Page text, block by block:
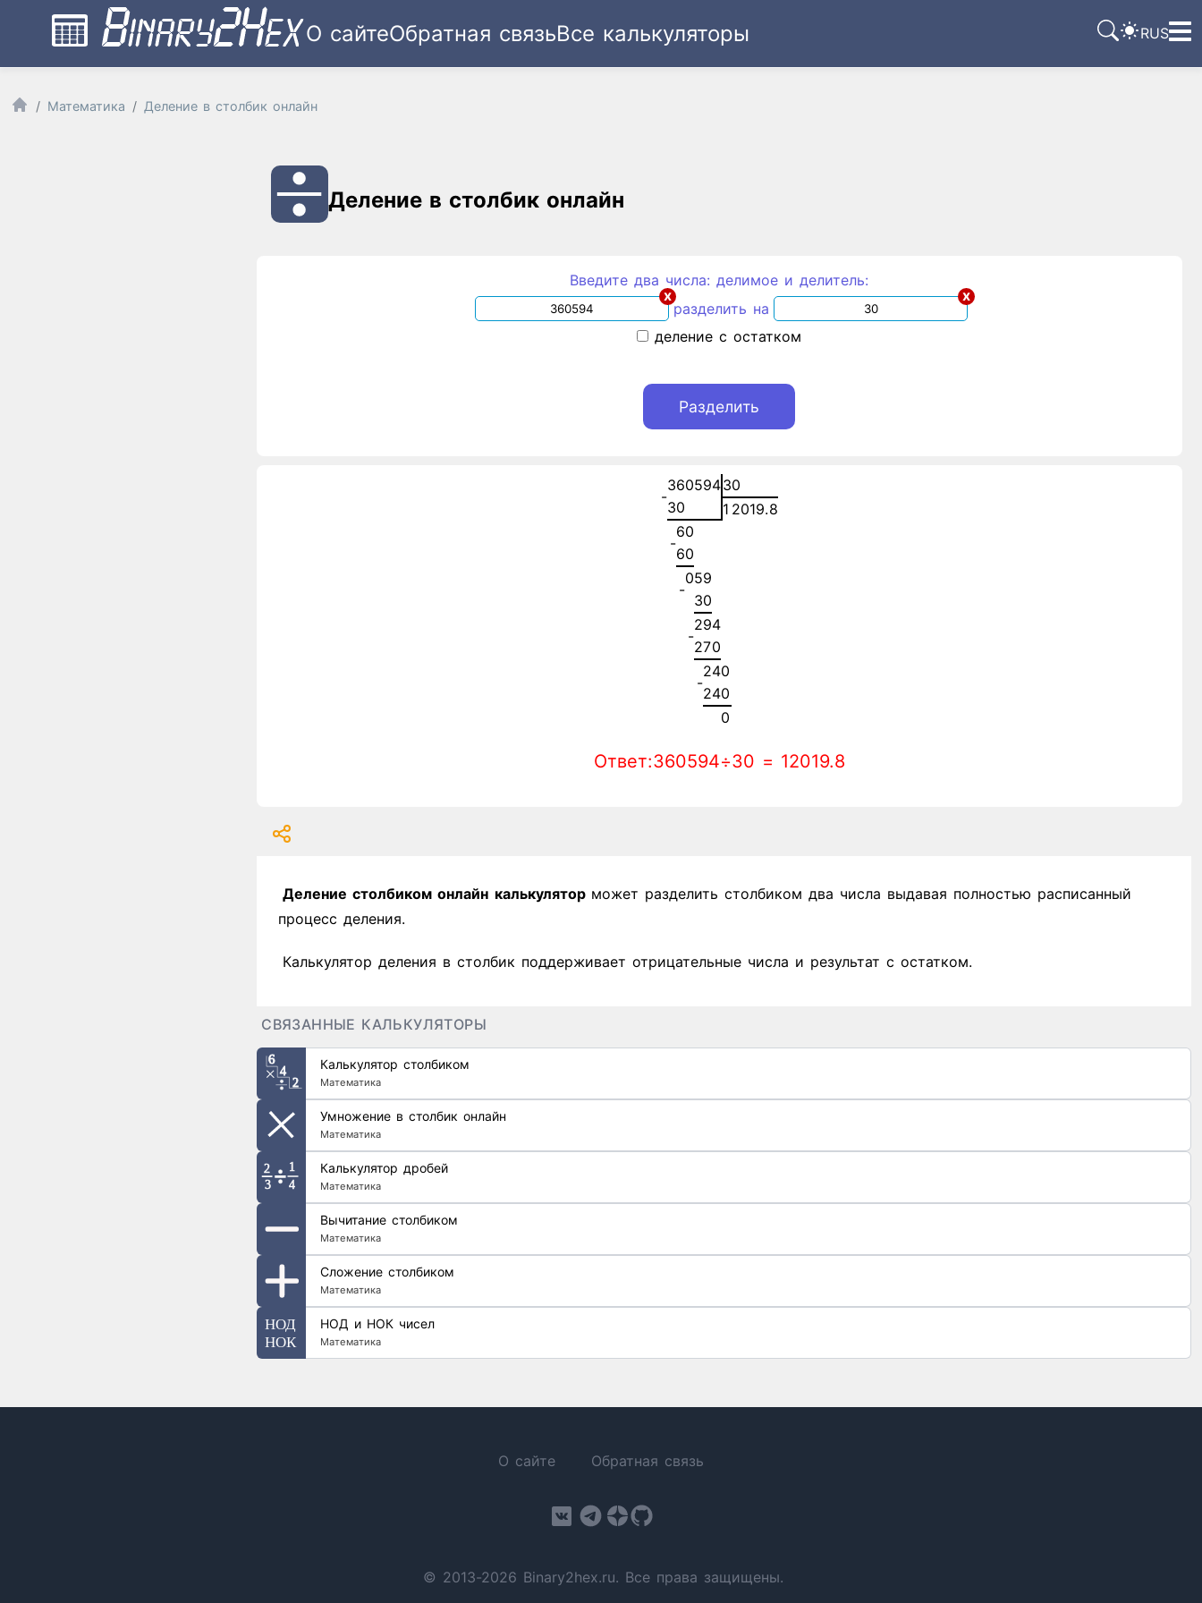
О сайтеОбратная связьВсе калькуляторы RUS
Математика Деление в столбик онлайн
Деление в столбик онлайн
Введите два числа: делимое и делитель:
x
разделить на
x
деление с остатком
-
36059430
30 1 2019.8
-
60
60
-
059
30
-
294
270
-
240
240
0
Ответ:360594÷30 = 12019.8
Деление столбиком онлайн калькулятор может разделить столбиком два числа выдавая полностью расписанный
процесс деления.
Калькулятор деления в столбик поддерживает отрицательные числа и результат с остатком.
СВЯЗАННЫЕ КАЛЬКУЛЯТОРЫ
Калькулятор столбиком
Математика
Умножение в столбик онлайн
Математика
Калькулятор дробей
Математика
Вычитание столбиком
Математика
Сложение столбиком
Математика
НОД и НОК чисел
Математика
О сайте Обратная связь
© 2013-2026 Binary2hex.ru. Все права защищены.